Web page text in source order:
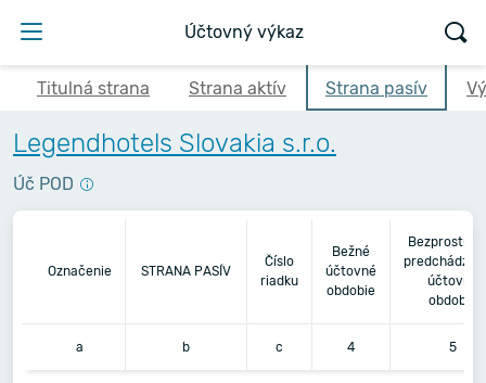
Účtovný výkaz
Titulná strana Strana aktív Strana pasív
Legendhotels Slovakia s.r.o.
Úč POD
Označenie STRANA PASÍV
Číslo
riadku
Bežné
účtovné
obdobie
účtovné
obdobie
a b c 4 5